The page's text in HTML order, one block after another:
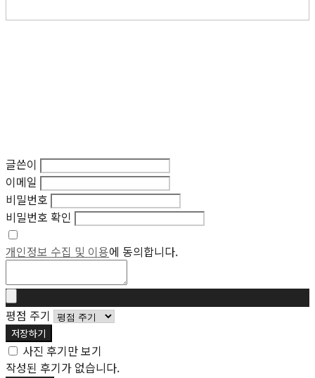
글쓴이
이메일
비밀번호
비밀번호 확인
개인정보 수집 및 이용에 동의합니다.
평점 주기
저장하기
사진 후기만 보기
작성된 후기가 없습니다.